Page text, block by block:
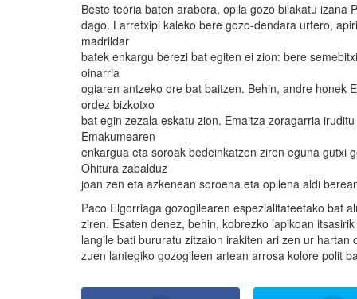
Beste teoria baten arabera, opila gozo bilakatu izana
dago. Larretxipi kaleko bere gozo-dendara urtero,
madrildar
batek enkargu berezi bat egiten ei zion: bere
oinarria
ogiaren antzeko ore bat baitzen. Behin, andre honek
ordez bizkotxo
bat egin zezala eskatu zion. Emaitza zoragarria
Emakumearen
enkargua eta soroak bedeinkatzen ziren eguna gutxi
Ohitura zabalduz
joan zen eta azkenean soroena eta opilena aldi
Paco Elgorriaga gozogilearen espezialitateetako bat
ziren. Esaten denez, behin, kobrezko lapikoan
langile bati bururatu zitzaion irakiten ari zen ur
zuen lantegiko gozogileen artean arrosa kolore polit